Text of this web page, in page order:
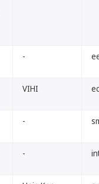
-
VIHI
-
-